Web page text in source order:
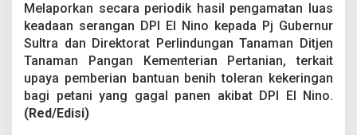
Melaporkan secara periodik hasil pengamatan luas
keadaan serangan DPI El Nino kepada Pj Gubernur
Sultra dan Direktorat Perlindungan Tanaman Ditjen
Tanaman Pangan Kementerian Pertanian, terkait
upaya pemberian bantuan benih toleran kekeringan
bagi petani yang gagal panen akibat DPI El Nino.
(Red/Edisi)